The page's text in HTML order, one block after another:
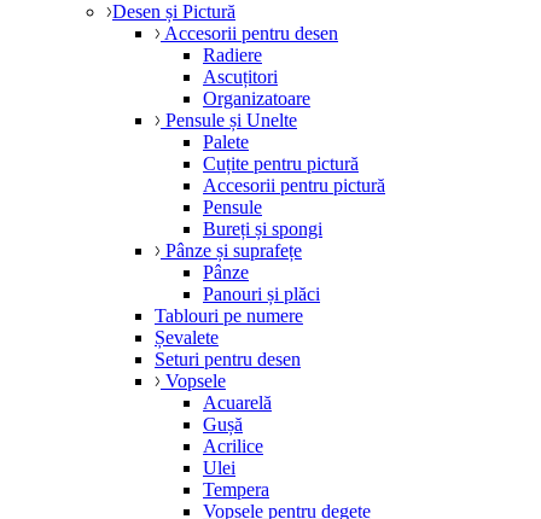
Desen și Pictură
Accesorii pentru desen
Radiere
Ascuțitori
Organizatoare
Pensule și Unelte
Palete
Cuțite pentru pictură
Accesorii pentru pictură
Pensule
Bureți și spongi
Pânze și suprafețe
Pânze
Panouri și plăci
Tablouri pe numere
Șevalete
Seturi pentru desen
Vopsele
Acuarelă
Gușă
Acrilice
Ulei
Tempera
Vopsele pentru degete